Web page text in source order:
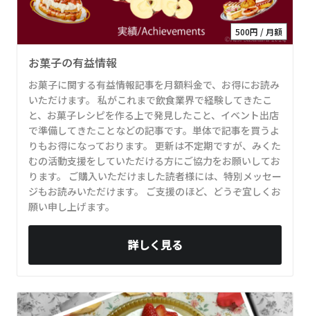
500円 / 月額
お菓子の有益情報
お菓子に関する有益情報記事を月額料金で、お得にお読み
いただけます。 私がこれまで飲食業界で経験してきたこ
と、お菓子レシピを作る上で発見したこと、イベント出店
で準備してきたことなどの記事です。単体で記事を買うよ
りもお得になっております。 更新は不定期ですが、みくた
むの活動支援をしていただける方にご協力をお願いしてお
ります。 ご購入いただけました読者様には、特別メッセー
ジもお読みいただけます。 ご支援のほど、どうぞ宜しくお
願い申し上げます。
詳しく見る